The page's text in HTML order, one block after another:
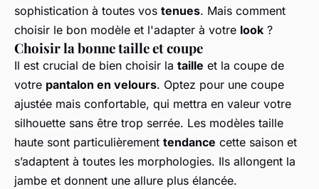
sophistication à toutes vos tenues. Mais comment
choisir le bon modèle et l'adapter à votre look ?
Choisir la bonne taille et coupe
Il est crucial de bien choisir la taille et la coupe de
votre pantalon en velours. Optez pour une coupe
ajustée mais confortable, qui mettra en valeur votre
silhouette sans être trop serrée. Les modèles taille
haute sont particulièrement tendance cette saison et
s’adaptent à toutes les morphologies. Ils allongent la
jambe et donnent une allure plus élancée.